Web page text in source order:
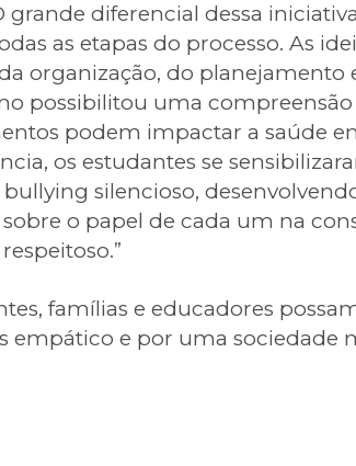
grande diferencial dessa
as etapas do processo. As
organização, do planejamento
possibilitou uma
podem impactar a saúde
os estudantes se
silencioso,
o papel de cada um na
famílias e educadores
empático e por uma sociedade